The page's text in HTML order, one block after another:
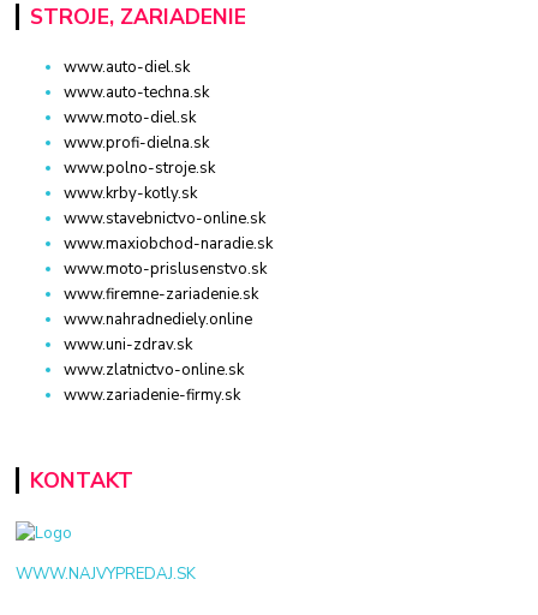
STROJE, ZARIADENIE
www.auto-diel.sk
www.auto-techna.sk
www.moto-diel.sk
www.profi-dielna.sk
www.polno-stroje.sk
www.krby-kotly.sk
www.stavebnictvo-online.sk
www.maxiobchod-naradie.sk
www.moto-prislusenstvo.sk
www.firemne-zariadenie.sk
www.nahradnediely.online
www.uni-zdrav.sk
www.zlatnictvo-online.sk
www.zariadenie-firmy.sk
KONTAKT
WWW.NAJVYPREDAJ.SK